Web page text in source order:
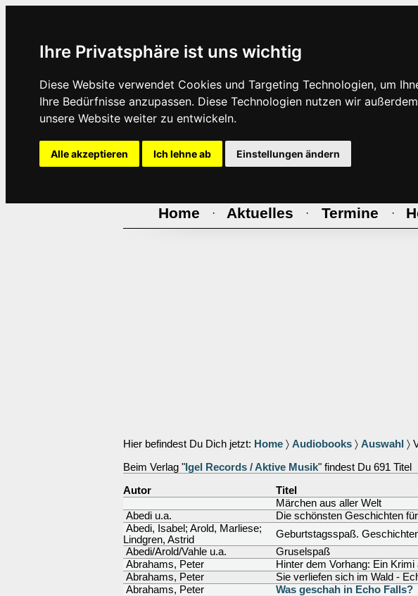
Ihre Privatsphäre ist uns wichtig
Diese Website verwendet Cookies und Targeting Technologien, um
Ihre Bedürfnisse anzupassen. Diese Technologien nutzen wir
unsere Website weiter zu entwickeln.
Alle akzeptieren Ich lehne ab Einstellungen ändern
Home · Aktuelles · Termine ·
Hier befindest Du Dich jetzt: Home 〉 Audiobooks 〉 Auswahl 〉
Beim Verlag " Igel Records / Aktive Musik" findest Du 691 Titel
Autor
Titel
Märchen aus aller Welt
Abedi u.a.
Die schönsten Geschichten
Abedi, Isabel; Arold, Marliese;
Lindgren, Astrid
Geburtstagsspaß.
Abedi/Arold/Vahle u.a.
Gruselspaß
Abrahams, Peter
Hinter dem Vorhang: Ein
Abrahams, Peter
Sie verliefen sich im Wald -
Abrahams, Peter
Was geschah in Echo Falls?